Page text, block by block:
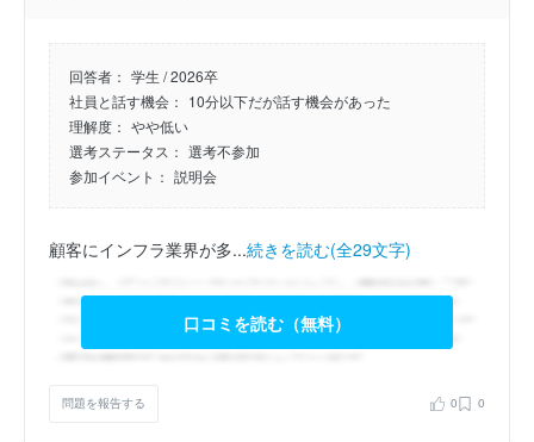
回答者： 学生 / 2026卒
社員と話す機会： 10分以下だが話す機会があった
理解度： やや低い
選考ステータス： 選考不参加
参加イベント： 説明会
顧客にインフラ業界が多...続きを読む(全29文字)
口コミを読む（無料）
問題を報告する 0 0